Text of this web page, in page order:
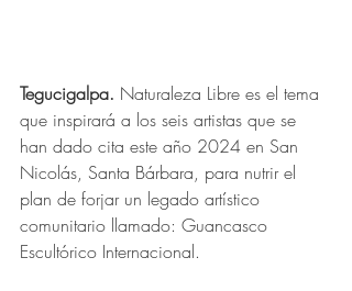
Tegucigalpa. Naturaleza Libre es el tema
que inspirará a los seis artistas que se
han dado cita este año 2024 en San
Nicolás, Santa Bárbara, para nutrir el
plan de forjar un legado artístico
comunitario llamado: Guancasco
Escultórico Internacional.